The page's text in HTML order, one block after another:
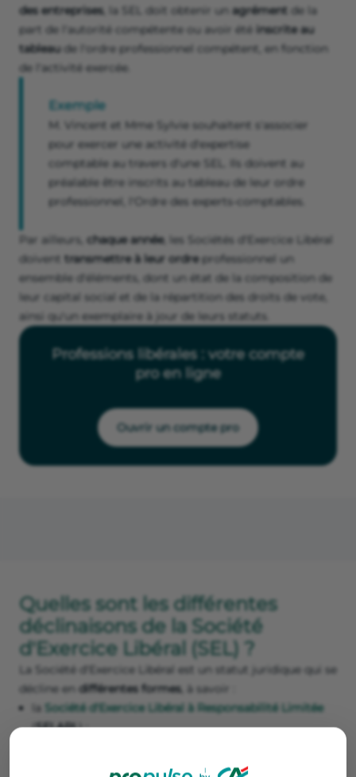
des entreprises, la SEL doit obtenir un agrément de la
part de l'autorité compétente ou avoir été inscrite au
tableaude l'ordre professionnel compétent, en fonction
de l'activité exercée.
Exemple
M. Vincent et Mme Sylvie souhaitent s'associer
pour exercer une activité d'expertise
comptable au travers d'une SEL. Ils doivent au
préalable être inscrits au tableau de leur ordre
professionnel, l'Ordre des experts-comptables.
Par ailleurs, chaque année, les Sociétés d'Exercice Libéral
doivent transmettre à leur ordreprofessionnel un
ensemble d'éléments, dont un état de la composition de
leur capital social et de la répartition des droits de vote,
ainsi qu'un exemplaire à jour de leurs statuts.
Professions libérales : votre compte
pro en ligne
Ouvrir un compte pro
Quelles sont les différentes
déclinaisons de la Société
d'Exercice Libéral (SEL) ?
La Société d'Exercice Libéral est un statut juridique qui se
décline en différentes formes, à savoir :
la Société d'Exercice Libéral à Responsabilité Limitée
(SELARL) ;
SELARLU